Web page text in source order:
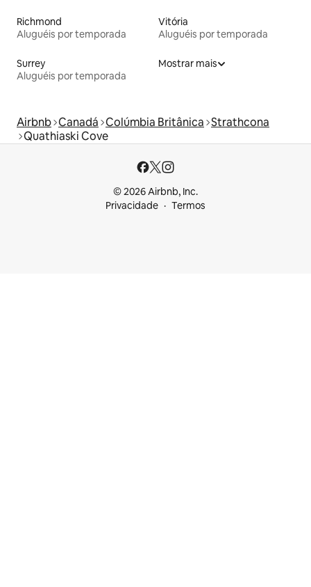
Richmond
Aluguéis por temporada
Vitória
Aluguéis por temporada
Surrey
Aluguéis por temporada
Mostrar mais
Airbnb Canadá Colúmbia Britânica Strathcona
Quathiaski Cove
© 2026 Airbnb, Inc.
Privacidade
Termos